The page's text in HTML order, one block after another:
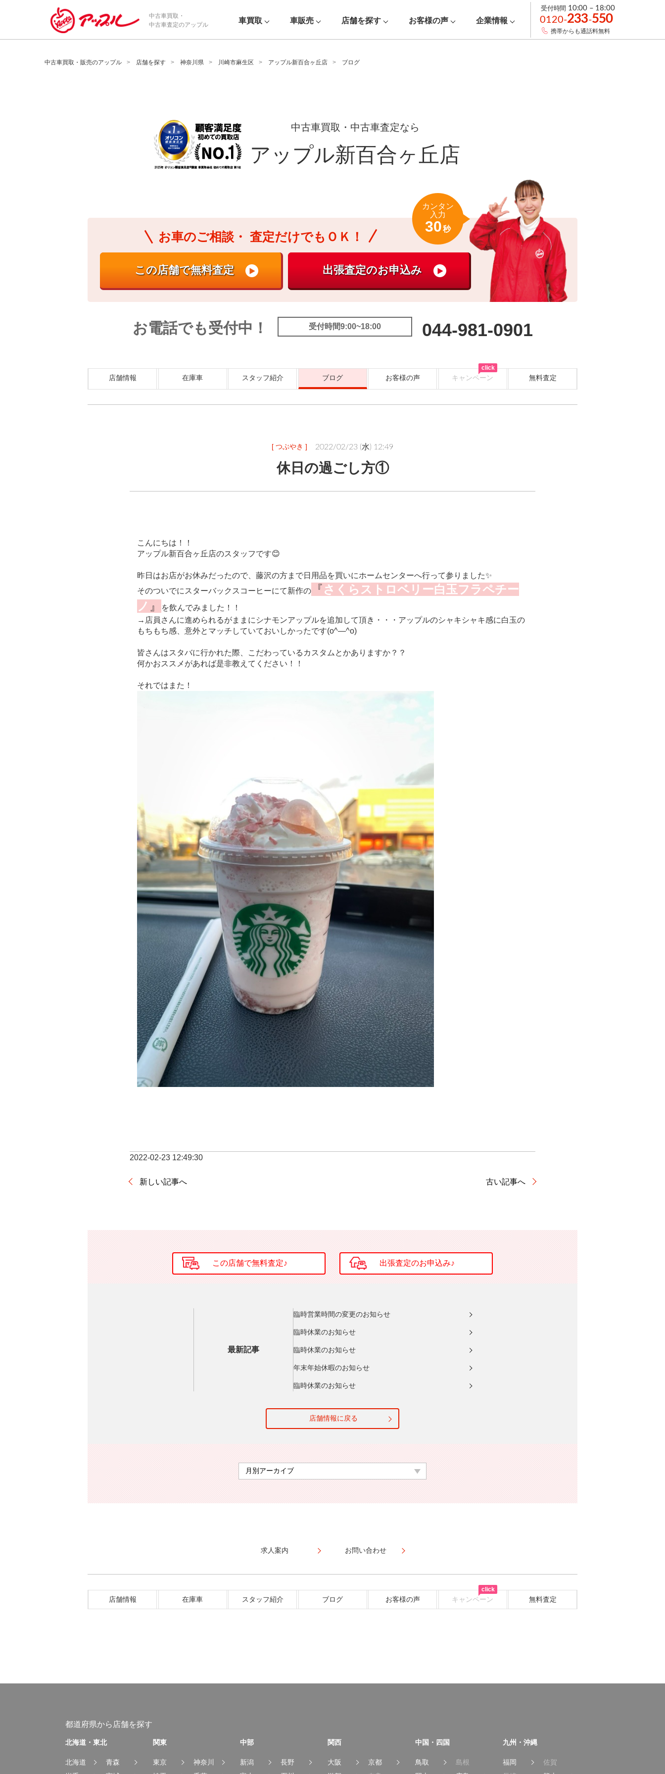
/*ABテスト_新規査定フォームの為のCVボタン*/
中古車買取・
中古車査定のアップル
車買取 車販売 店舗を探す お客様の声 企業情報
受付時間 10:00 – 18:00
0120-233-550
携帯からも通話料無料
中古車買取・販売のアップル 店舗を探す 神奈川県 川崎市麻生区 アップル新百合ヶ丘店 ブログ
中古車買取・中古車査定なら
アップル新百合ヶ丘店
お車のご相談・ 査定だけでもＯＫ！
カンタン
入力
30秒
お電話でも受付中！ 受付時間9:00~18:00 044-981-0901
店舗情報 在庫車 スタッフ紹介 ブログ お客様の声 キャンペーン 無料査定
click
[ つぶやき ] 2022/02/23 (水) 12:49
休日の過ごし方①
こんにちは！！
アップル新百合ヶ丘店のスタッフです😊
昨日はお店がお休みだったので、藤沢の方まで日用品を買いにホームセンターへ行って参りました✨
そのついでにスターバックスコーヒーにて新作の
『さくらストロベリー白玉フラペチー
ノ 』
を飲んでみました！！
→店員さんに進められるがままにシナモンアップルを追加して頂き・・・アップルのシャキシャキ感に白玉の
もちもち感、意外とマッチしていておいしかったです(o^―^o)
皆さんはスタバに行かれた際、こだわっているカスタムとかありますか？？
何かおススメがあれば是非教えてください！！
それではまた！
2022-02-23 12:49:30
新しい記事へ 古い記事へ
最新記事
臨時営業時間の変更のお知らせ
臨時休業のお知らせ
臨時休業のお知らせ
年末年始休暇のお知らせ
臨時休業のお知らせ
店舗情報に戻る
求人案内 お問い合わせ
店舗情報 在庫車 スタッフ紹介 ブログ お客様の声 キャンペーン 無料査定
click
都道府県から店舗を探す
北海道・東北
北海道
青森
関東
東京
神奈川
中部
新潟
長野
関西
大阪
京都
中国・四国
鳥取
島根
九州・沖縄
福岡
佐賀